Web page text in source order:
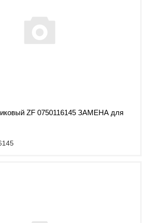
ZF 0750116145 ЗАМЕНА для